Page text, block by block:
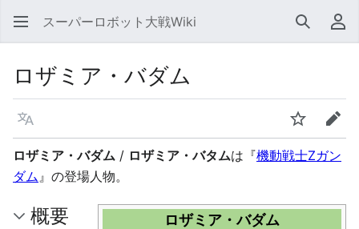
スーパーロボット大戦Wiki 検索 利
ロザミア・バダム
言語 ウォッチ編集
ロザミア・バダム / ロザミア・バタムは『機動戦士Ζガン
ダム』の登場人物。
ロザミア・バダム
概要